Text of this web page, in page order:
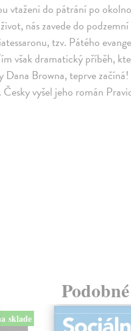
vtaženi do pátrání po
nás zavede do
tzv. Pátého
však dramatický příběh,
Browna, teprve začíná!
vyšel jeho román
sklade